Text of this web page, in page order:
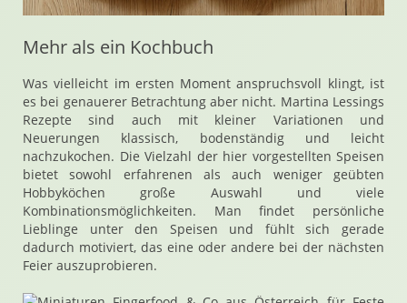
Mehr als ein Kochbuch
Was vielleicht im ersten Moment anspruchsvoll klingt, ist
es bei genauerer Betrachtung aber nicht. Martina Lessings
Rezepte sind auch mit kleiner Variationen und
Neuerungen klassisch, bodenständig und leicht
nachzukochen. Die Vielzahl der hier vorgestellten Speisen
bietet sowohl erfahrenen als auch weniger geübten
Hobbyköchen große Auswahl und viele
Kombinationsmöglichkeiten. Man findet persönliche
Lieblinge unter den Speisen und fühlt sich gerade
dadurch motiviert, das eine oder andere bei der nächsten
Feier auszuprobieren.